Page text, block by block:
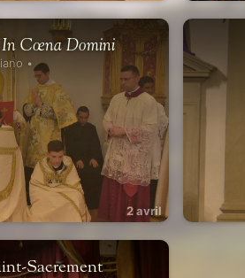
In Cœna Domini
•
2 avril
Sacrement